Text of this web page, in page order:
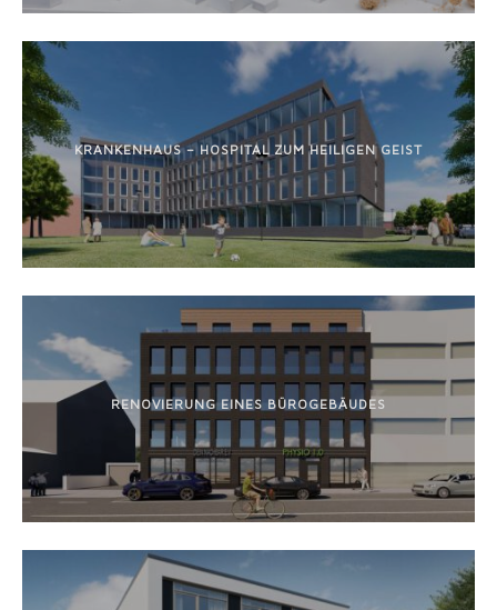
KRANKENHAUS – HOSPITAL ZUM HEILIGEN GEIST
RENOVIERUNG EINES BÜROGEBÄUDES